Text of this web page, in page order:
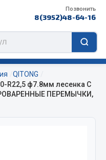
Позвонить
8(3952)48-64-16
QITONG
R22,5 ф7.8мм лесенка С
ПЕРЕМЫЧКИ,